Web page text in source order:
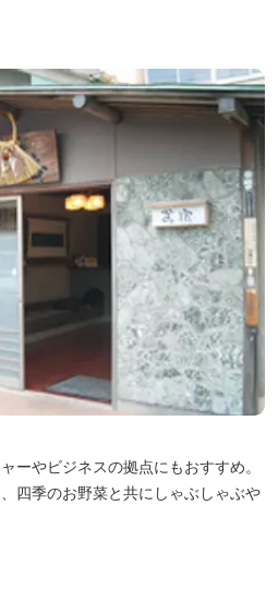
でにぎわっている。バンガローや5
展望台からは市街が一望できる。ま
ューの食材は持ち
ーやビジネスの拠点にもおすすめ。
四季のお野菜と共にしゃぶしゃぶや